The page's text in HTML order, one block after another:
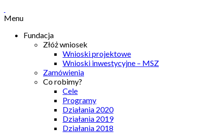
Menu
Fundacja
Złóż wniosek
Wnioski projektowe
Wnioski inwestycyjne – MSZ
Zamówienia
Co robimy?
Cele
Programy
Działania 2020
Działania 2019
Działania 2018